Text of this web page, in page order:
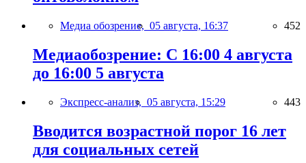
Медиа обозрение, 05 августа, 16:37 452
Медиаобозрение: С 16:00 4 августа
до 16:00 5 августа
Экспресс-анализ, 05 августа, 15:29 443
Вводится возрастной порог 16 лет
для социальных сетей